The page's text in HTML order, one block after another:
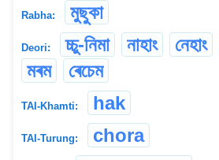
Rabha: মুছুকা
Deori: চ্চু-নিমা নাহাং নেহাং
মৰম
ৰেচেম
TAI-Khamti: hak
TAI-Turung: chora